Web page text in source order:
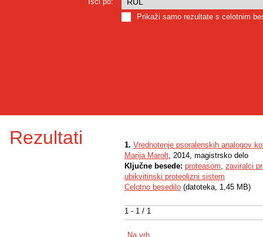
Prikaži samo rezultate s celotnim
Rezultati
1 - 1 / 1
1. Vrednotenje psoralenskih analogov
Marija Marolt, 2014, magistrsko delo
Ključne besede: proteasom, zaviralci
ubikvitinski proteolizni sistem
Celotno besedilo (datoteka, 1,45 MB)
Na vrh